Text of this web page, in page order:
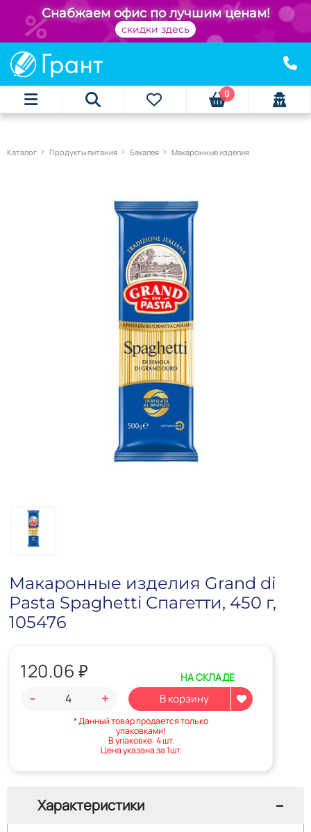
Снабжаем офис по лучшим ценам!
скидки здесь
0
Каталог Продукты питания Бакалея Макаронные изделия
Макаронные изделия Grand di
Pasta Spaghetti Спагетти, 450 г,
105476
120.06 ₽ НА СКЛАДЕ
- +
* Данный товар продается только
упаковками!
В упаковке: 4 шт.
Цена указана за 1шт.
Характеристики